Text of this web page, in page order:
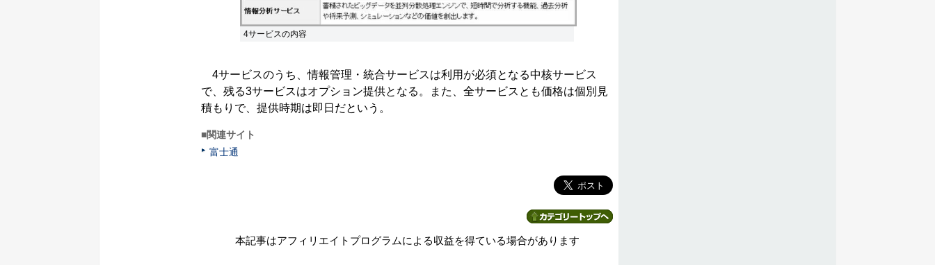
4サービスの内容
4サービスのうち、情報管理・統合サービスは利用が必須となる中核サービス
で、残る3サービスはオプション提供となる。また、全サービスとも価格は個別見
積もりで、提供時期は即日だという。
■関連サイト
富士通
本記事はアフィリエイトプログラムによる収益を得ている場合があります